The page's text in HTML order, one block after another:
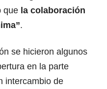
que la colaboración
.
se hicieron algunos
en la parte
intercambio de